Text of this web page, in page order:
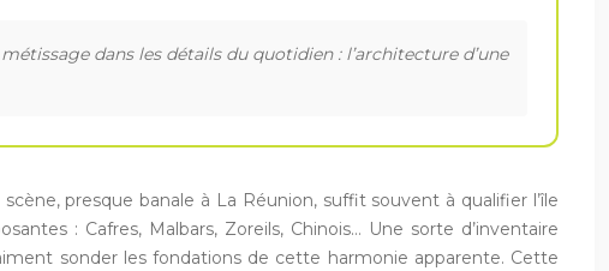
dans les détails du quotidien : l’architecture d’une
presque banale à La Réunion, suffit souvent à qualifier l’île
: Cafres, Malbars, Zoreils, Chinois… Une sorte d’inventaire
sonder les fondations de cette harmonie apparente. Cette